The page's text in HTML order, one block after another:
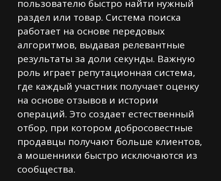
пользователю быстро найти нужный
раздел или товар. Система поиска
работает на основе передовых
алгоритмов, выдавая релевантные
результаты за доли секунды. Важную
роль играет репутационная система,
где каждый участник получает оценку
на основе отзывов и истории
операций. Это создает естественный
отбор, при котором добросовестные
продавцы получают больше клиентов,
а мошенники быстро исключаются из
сообщества.